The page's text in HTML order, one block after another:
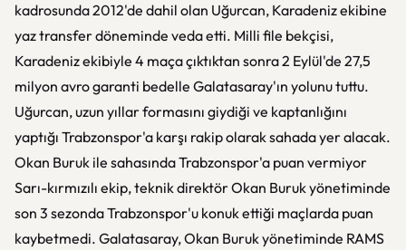
kadrosunda 2012'de dahil olan Uğurcan, Karadeniz ekibine
yaz transfer döneminde veda etti. Milli file bekçisi,
Karadeniz ekibiyle 4 maça çıktıktan sonra 2 Eylül'de 27,5
milyon avro garanti bedelle Galatasaray'ın yolunu tuttu.
Uğurcan, uzun yıllar formasını giydiği ve kaptanlığını
yaptığı Trabzonspor'a karşı rakip olarak sahada yer alacak.
Okan Buruk ile sahasında Trabzonspor'a puan vermiyor
Sarı-kırmızılı ekip, teknik direktör Okan Buruk yönetiminde
son 3 sezonda Trabzonspor'u konuk ettiği maçlarda puan
kaybetmedi. Galatasaray, Okan Buruk yönetiminde RAMS